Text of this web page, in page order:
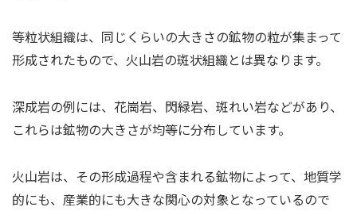
等粒状組織は、同じくらいの大きさの鉱物の粒が集まって
形成されたもので、火山岩の斑状組織とは異なります。
深成岩の例には、花崗岩、閃緑岩、斑れい岩などがあり、
これらは鉱物の大きさが均等に分布しています。
火山岩は、その形成過程や含まれる鉱物によって、地質学
的にも、産業的にも大きな関心の対象となっているので